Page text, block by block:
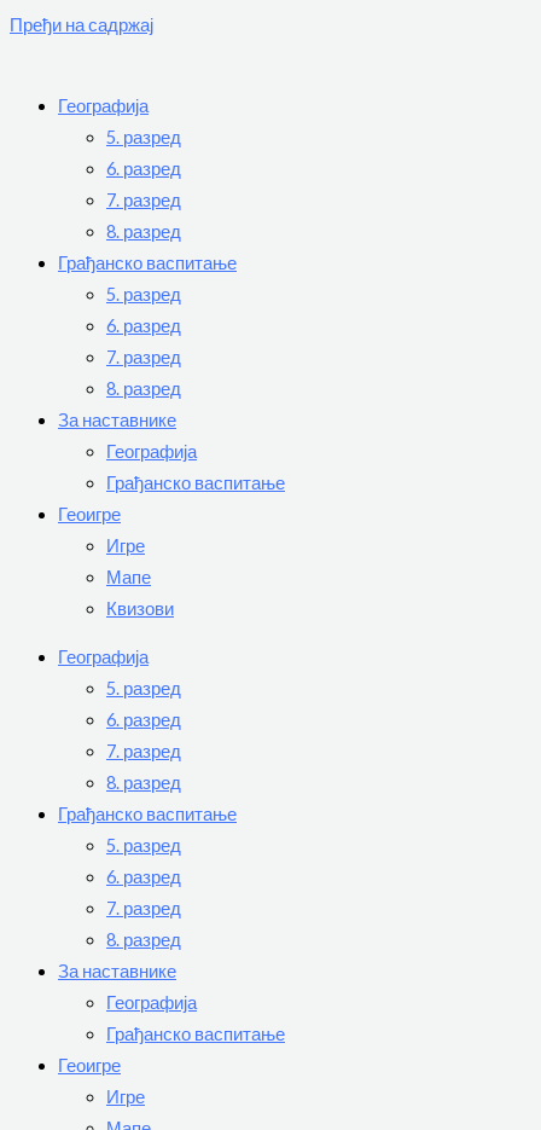
Пређи на садржај
Географија
5. разред
6. разред
7. разред
8. разред
Грађанско васпитање
5. разред
6. разред
7. разред
8. разред
За наставнике
Географија
Грађанско васпитање
Геоигре
Игре
Мапе
Квизови
Географија
5. разред
6. разред
7. разред
8. разред
Грађанско васпитање
5. разред
6. разред
7. разред
8. разред
За наставнике
Географија
Грађанско васпитање
Геоигре
Игре